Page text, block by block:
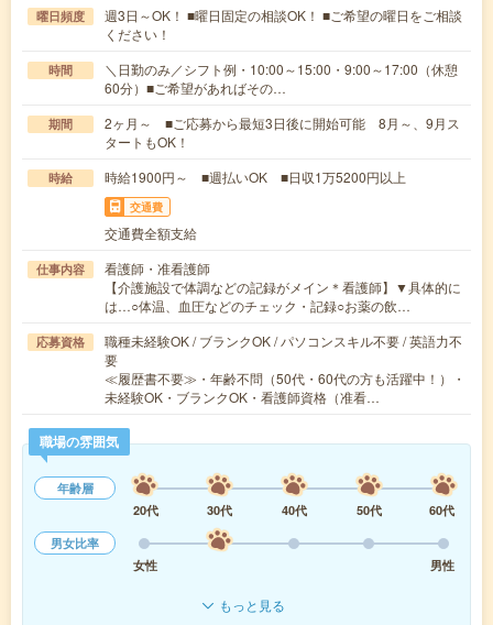
曜日頻度
週3日～OK！ ■曜日固定の相談OK！ ■ご希望の曜日をご相談
ください！
時間
＼日勤のみ／シフト例・10:00～15:00・9:00～17:00（休憩
60分）■ご希望があればその…
期間
2ヶ月～ ■ご応募から最短3日後に開始可能 8月～、9月ス
タートもOK！
時給 時給1900円～ ■週払いOK ■日収1万5200円以上
交通費
交通費全額支給
仕事内容
看護師・准看護師
【介護施設で体調などの記録がメイン＊看護師】▼具体的に
は…○体温、血圧などのチェック・記録○お薬の飲…
応募資格
職種未経験OK / ブランクOK / パソコンスキル不要 / 英語力不
要
≪履歴書不要≫・年齢不問（50代・60代の方も活躍中！）・
未経験OK・ブランクOK・看護師資格（准看…
職場の雰囲気
年齢層
20代
30代 40代 50代
60代
男女比率
女性
男性
もっと見る